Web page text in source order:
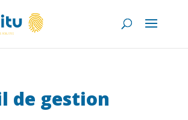
de gestion